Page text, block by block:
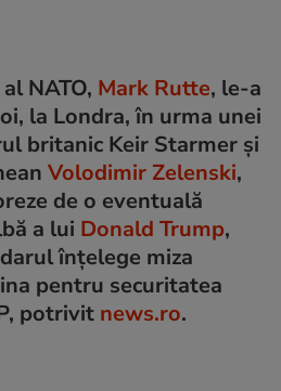
NATO, Mark Rutte, le-a
la Londra, în urma unei
britanic Keir Starmer şi
Volodimir Zelenski,
de o eventuală
a lui Donald Trump,
înţelege miza
pentru securitatea
potrivit news.ro.